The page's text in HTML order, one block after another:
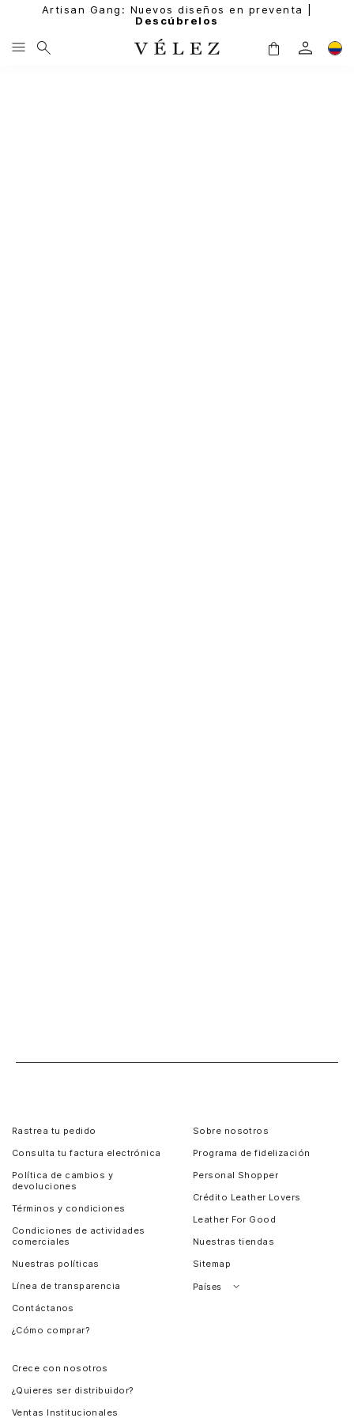
Artisan Gang: Nuevos diseños en preventa |
Descúbrelos
Rastrea tu pedido
Consulta tu factura electrónica
Política de cambios y
devoluciones
Términos y condiciones
Condiciones de actividades
comerciales
Nuestras políticas
Línea de transparencia
Contáctanos
¿Cómo comprar?
Sobre nosotros
Programa de fidelización
Personal Shopper
Crédito Leather Lovers
Leather For Good
Nuestras tiendas
Sitemap
Países
Crece con nosotros
¿Quieres ser distribuidor?
Ventas Institucionales